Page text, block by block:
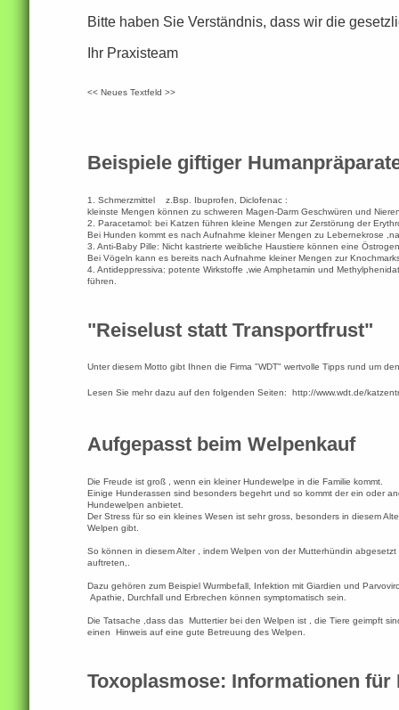
Bitte haben Sie Verständnis, dass wir die
Ihr Praxisteam
<< Neues Textfeld >>
Beispiele giftiger
1. Schmerzmittel z.Bsp. Ibuprofen, Diclofenac :
kleinste Mengen können zu schweren Magen-Darm Geschwüren und
2. Paracetamol: bei Katzen führen kleine Mengen zur Zerstörung der
Bei Hunden kommt es nach Aufnahme kleiner Mengen zu Lebernekrose
3. Anti-Baby Pille: Nicht kastrierte weibliche Haustiere können eine
Bei Vögeln kann es bereits nach Aufnahme kleiner Mengen zur
4. Antideppressiva: potente Wirkstoffe ,wie Amphetamin und
führen.
"Reiselust statt Transportfrust"
Unter diesem Motto gibt Ihnen die Firma "WDT" wertvolle Tipps rund um
Lesen Sie mehr dazu auf den folgenden Seiten: http://www.wdt.de/
Aufgepasst beim Welpenkauf
Die Freude ist groß , wenn ein kleiner Hundewelpe in die Familie kommt.
Einige Hunderassen sind besonders begehrt und so kommt der ein oder
Hundewelpen anbietet.
Der Stress für so ein kleines Wesen ist sehr gross, besonders in diesem
Welpen gibt.
So können in diesem Alter , indem Welpen von der Mutterhündin
auftreten,.
Dazu gehören zum Beispiel Wurmbefall, Infektion mit Giardien und
Apathie, Durchfall und Erbrechen können symptomatisch sein.
Die Tatsache ,dass das Muttertier bei den Welpen ist , die Tiere geimpft
einen Hinweis auf eine gute Betreuung des Welpen.
Toxoplasmose: Informationen